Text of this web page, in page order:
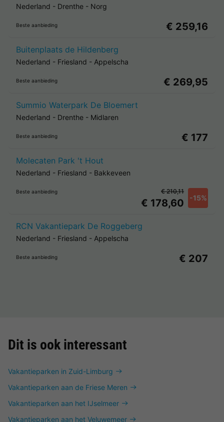
Nederland - Drenthe - Norg
Beste aanbieding € 259,16
Buitenplaats de Hildenberg
Nederland - Friesland - Appelscha
Beste aanbieding € 269,95
Summio Waterpark De Bloemert
Nederland - Drenthe - Midlaren
Beste aanbieding € 177
Molecaten Park 't Hout
Nederland - Friesland - Bakkeveen
Beste aanbieding
€ 178,60 -15%
€ 210,11
RCN Vakantiepark De Roggeberg
Nederland - Friesland - Appelscha
Beste aanbieding € 207
Dit is ook interessant
Vakantieparken in Zuid-Limburg
Vakantieparken aan de Friese Meren
Vakantieparken aan het IJselmeer
Vakantieparken aan het Veluwemeer